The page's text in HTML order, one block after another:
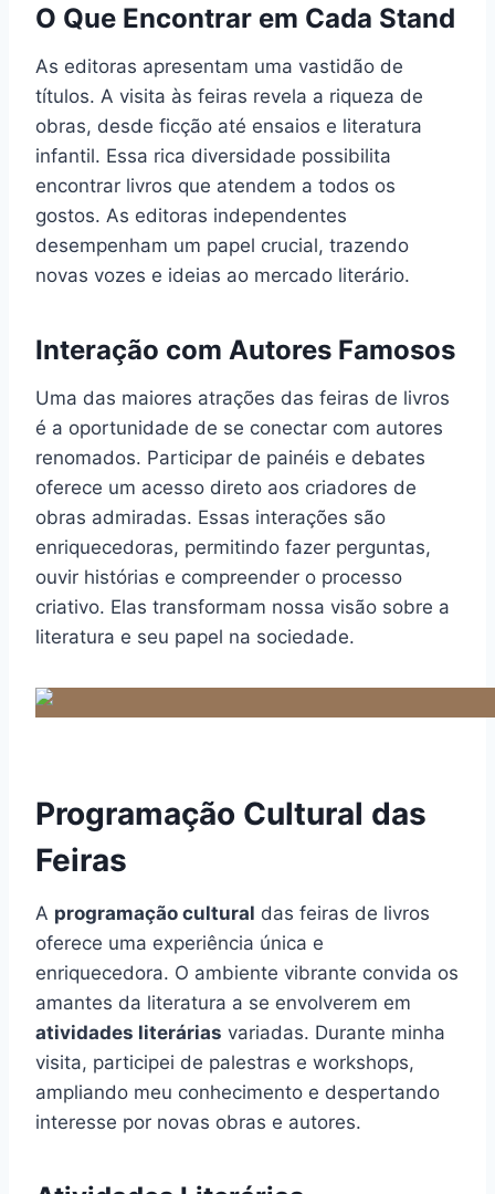
O Que Encontrar em Cada Stand
As editoras apresentam uma vastidão de
títulos. A visita às feiras revela a riqueza de
obras, desde ficção até ensaios e literatura
infantil. Essa rica diversidade possibilita
encontrar livros que atendem a todos os
gostos. As editoras independentes
desempenham um papel crucial, trazendo
novas vozes e ideias ao mercado literário.
Interação com Autores Famosos
Uma das maiores atrações das feiras de livros
é a oportunidade de se conectar com autores
renomados. Participar de painéis e debates
oferece um acesso direto aos criadores de
obras admiradas. Essas interações são
enriquecedoras, permitindo fazer perguntas,
ouvir histórias e compreender o processo
criativo. Elas transformam nossa visão sobre a
literatura e seu papel na sociedade.
Programação Cultural das
Feiras
A programação cultural das feiras de livros
oferece uma experiência única e
enriquecedora. O ambiente vibrante convida os
amantes da literatura a se envolverem em
atividades literárias variadas. Durante minha
visita, participei de palestras e workshops,
ampliando meu conhecimento e despertando
interesse por novas obras e autores.